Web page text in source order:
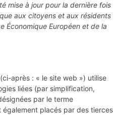
mise à jour pour la dernière fois
aux citoyens et aux résidents
Économique Européen et de la
(ci-après : « le site web ») utilise
liées (par simplification,
par le terme
également placés par des tierces